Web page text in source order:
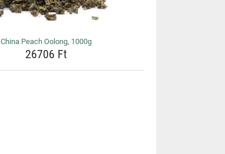
China Peach Oolong, 1000g
26706 Ft